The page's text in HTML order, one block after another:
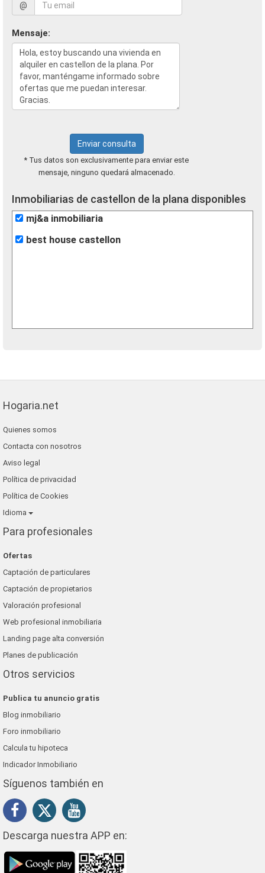
@
Mensaje:
Enviar consulta
* Tus datos son exclusivamente para enviar este
mensaje, ninguno quedará almacenado.
Inmobiliarias de castellon de la plana disponibles
mj&a inmobiliaria
best house castellon
Hogaria.net
Quienes somos
Contacta con nosotros
Aviso legal
Política de privacidad
Política de Cookies
Idioma
Para profesionales
Ofertas
Captación de particulares
Captación de propietarios
Valoración profesional
Web profesional inmobiliaria
Landing page alta conversión
Planes de publicación
Otros servicios
Publica tu anuncio gratis
Blog inmobiliario
Foro inmobiliario
Calcula tu hipoteca
Indicador Inmobiliario
Síguenos también en
Descarga nuestra APP en: